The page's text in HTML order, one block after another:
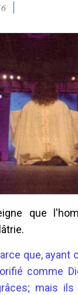
que
que, ayant
comme
mais